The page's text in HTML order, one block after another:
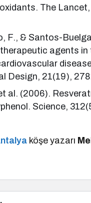
The
F., & Santos-
agents in
Design, 21(19),
al. (2006).
Science,
köşe yazarı